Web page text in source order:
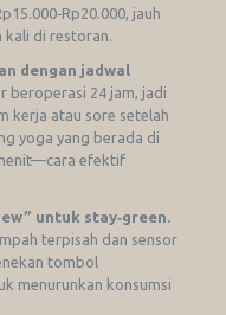
jauh
di restoran.
dengan jadwal
beroperasi 24 jam, jadi
kerja atau sore setelah
yoga yang berada di
efektif
untuk stay‑green.
terpisah dan sensor
tombol
menurunkan konsumsi